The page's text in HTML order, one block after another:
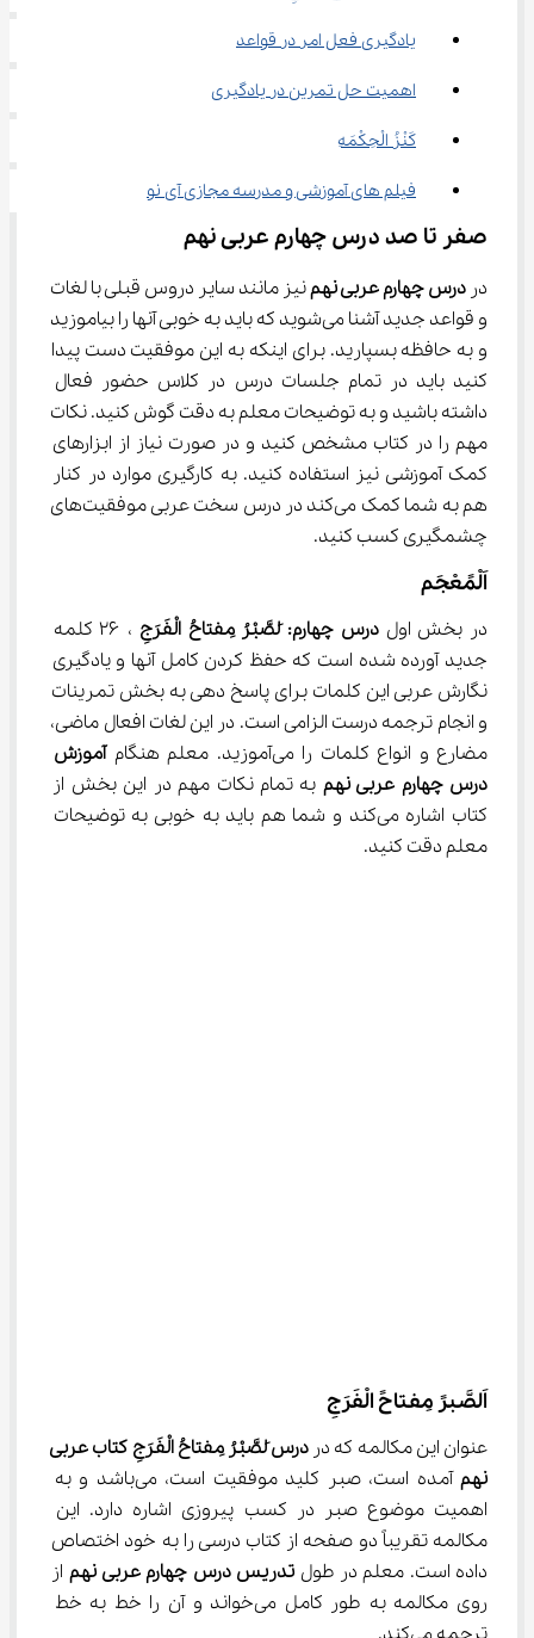
یادگیری فعل امر در قواعد
اهمیت حل تمرین در یادگیری
کَنْزُ الْحِکْمَهِ
فیلم ‌های آموزشی و مدرسه مجازی آی نو
صفر تا صد درس چهارم عربی نهم
در درس چهارم عربی نهم نیز مانند سایر دروس قبلی با لغات
و قواعد جدید آشنا می‌شوید که باید به خوبی آنها را بیاموزید
و به حافظه بسپارید. برای اینکه به این موفقیت دست پیدا
کنید باید در تمام جلسات درس در کلاس حضور فعال
داشته باشید و به توضیحات معلم به دقت گوش کنید. نکات
مهم را در کتاب مشخص کنید و در صورت نیاز از ابزارهای
کمک آموزشی نیز استفاده کنید. به کارگیری موارد در کنار
هم به شما کمک می‌کند در درس سخت عربی موفقیت‌های
چشمگیری کسب کنید.
اَلْمًعْجَم
در بخش اول درس چهارم: َلصَّبْرُ مِفتاحُ الْفَرَجِ
، ۲۶ کلمه
جدید آورده شده است که حفظ کردن کامل آنها و یادگیری
نگارش عربی این کلمات برای پاسخ دهی به بخش تمرینات
و انجام ترجمه‌ درست الزامی است. در این لغات افعال ماضی،
مضارع و انواع کلمات را می‌آموزید. معلم هنگام
آموزش
درس چهارم عربی نهم به تمام نکات مهم در این بخش از
کتاب اشاره می‌کند و شما هم باید به خوبی به توضیحات
معلم دقت کنید.
اَلصَّبرً مِفتاحً الْفَرَجِ
عنوان این مکالمه که در درس َلصَّبْرُ مِفتاحُ الْفَرَجِ کتاب عربی
نهم
آمده است، صبر کلید موفقیت است، می‌باشد و به
اهمیت موضوع صبر در کسب پیروزی اشاره دارد. این
مکالمه تقریباً دو صفحه از کتاب درسی را به خود اختصاص
داده است. معلم در طول تدریس درس چهارم عربی نهم از
روی مکالمه به طور کامل می‌خواند و آن را خط به خط